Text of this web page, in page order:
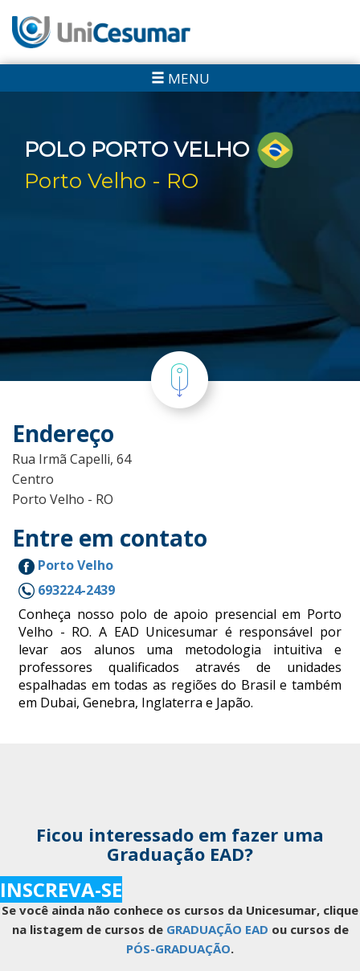
MENU
POLO PORTO VELHO
Porto Velho - RO
Endereço
Rua Irmã Capelli, 64
Centro
Porto Velho - RO
Entre em contato
Porto Velho
693224-2439
Conheça nosso polo de apoio presencial em Porto
Velho - RO. A EAD Unicesumar é responsável por
levar aos alunos uma metodologia intuitiva e
professores qualificados através de unidades
espalhadas em todas as regiões do Brasil e também
em Dubai, Genebra, Inglaterra e Japão.
Ficou interessado em fazer uma
Graduação EAD?
INSCREVA-SE
Se você ainda não conhece os cursos da Unicesumar, clique
na listagem de cursos de GRADUAÇÃO EAD ou cursos de
PÓS-GRADUAÇÃO.